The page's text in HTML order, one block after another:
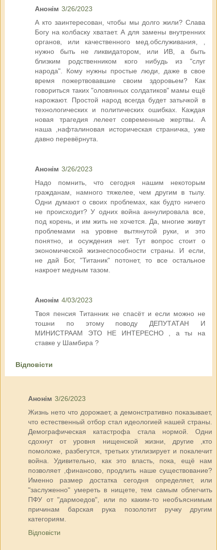
Анонім 3/26/2023
А кто заинтересован, чтобы мы долго жили? Слава
Богу на колбаску хватает. А для замены внутренних
органов, или качественного мед.обслуживания, ,
нужно быть не ликвидатором, или ИВ, а быть
близким родственником кого нибудь из "слуг
народа". Кому нужны простые люди, даже в свое
время пожертвовавшие своим здоровьем? Как
говориться таких "оловянных солдатиков" мамы ещё
нарожают. Простой народ всегда будет затычкой в
технологических и политических ошибках. Каждая
новая трагедия лелеет современные жертвы. А
наша ,нафталиновая историческая страничка, уже
давно перевёрнута.
Анонім 3/26/2023
Надо помнить, что сегодня нашим некоторым
гражданам, намного тяжелее, чем другим в тылу.
Одни думают о своих проблемах, как будто ничего
не происходит? У одних война аннулировала все,
под корень, и им жить не хочется. Да, многие живут
проблемами на уровне вытянутой руки, и это
понятно, и осуждения нет. Тут вопрос стоит о
экономической жизнеспособности страны. И если,
не дай Бог, "Титаник" потонет, то все остальное
накроет медным тазом.
Анонім 4/03/2023
Твоя пенсия Титанник не спасёт и если можно не
тошни по этому поводу ДЕПУТАТАН И
МИНИСТРААМ ЭТО НЕ ИНТЕРЕСНО , а ты на
ставке у Шамбира ?
Відповісти
Анонім 3/26/2023
Жизнь нето что дорожает, а демонстративно показывает,
что естественный отбор стал идеологией нашей страны.
Демографическая катастрофа стала нормой. Одни
сдохнут от уровня нищенской жизни, другие ,кто
помоложе, разбегутся, третьих утилизирует и покалечит
война. Удивительно, как это власть, пока, ещё нам
позволяет ,финансово, продлить наше существование?
Именно размер достатка сегодня определяет, или
"заслуженно" умереть в нищете, тем самым облегчить
ПФУ от "дармоедов", или по каким-то необъяснимым
причинам барская рука позолотит ручку другим
категориям.
Відповісти